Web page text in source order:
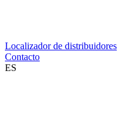
Localizador de distribuidores
Contacto
ES